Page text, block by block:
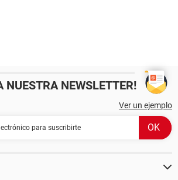
NUESTRA NEWSLETTER!
Ver un ejemplo